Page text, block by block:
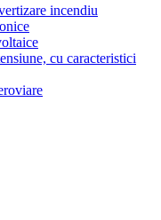
incendiu
cu caracteristici